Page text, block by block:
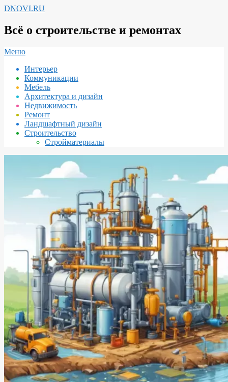
Перейти
содержимому
DNOVI.RU
Всё о строительстве и ремонтах
Вторичное
навигации
Меню
Интерьер
Коммуникации
Мебель
Архитектура и дизайн
Недвижимость
Ремонт
Ландшафтный дизайн
Строительство
Стройматериалы